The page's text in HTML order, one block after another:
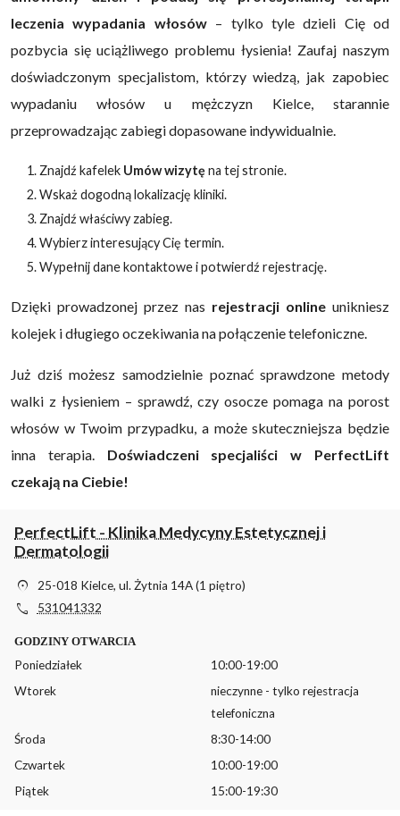
leczenia wypadania włosów– tylko tyle dzieli Cię od
pozbycia się uciążliwego problemu łysienia! Zaufaj naszym
doświadczonym specjalistom, którzy wiedzą, jak zapobiec
wypadaniu włosów u mężczyzn Kielce, starannie
przeprowadzając zabiegi dopasowane indywidualnie.
Znajdź kafelek Umów wizytęna tej stronie.
Wskaż dogodną lokalizację kliniki.
Znajdź właściwy zabieg.
Wybierz interesujący Cię termin.
Wypełnij dane kontaktowe i potwierdź rejestrację.
Dzięki prowadzonej przez nas rejestracji online unikniesz
kolejek i długiego oczekiwania na połączenie telefoniczne.
Już dziś możesz samodzielnie poznać sprawdzone metody
walki z łysieniem – sprawdź, czy osocze pomaga na porost
włosów w Twoim przypadku, a może skuteczniejsza będzie
inna terapia. Doświadczeni specjaliści w PerfectLift
czekają na Ciebie!
PerfectLift - Klinika Medycyny Estetycznej i
Dermatologii
location_on 25-018 Kielce, ul. Żytnia 14A (1 piętro)
phone 531041332
GODZINY OTWARCIA
Poniedziałek
10:00-19:00
Wtorek
nieczynne - tylko rejestracja
telefoniczna
Środa
8:30-14:00
Czwartek
10:00-19:00
Piątek
15:00-19:30